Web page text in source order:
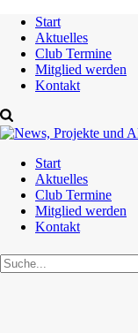
Start
Aktuelles
Club Termine
Mitglied werden
Kontakt
Start
Aktuelles
Club Termine
Mitglied werden
Kontakt